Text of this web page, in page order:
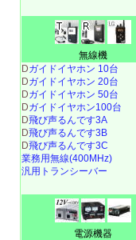
無線機
Dガイドイヤホン 10台
Dガイドイヤホン 20台
Dガイドイヤホン 50台
Dガイドイヤホン100台
D飛び声るんです3A
D飛び声るんです3B
D飛び声るんです3C
業務用無線(400MHz)
汎用トランシーバー
電源機器